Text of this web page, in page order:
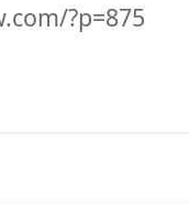
?p=875